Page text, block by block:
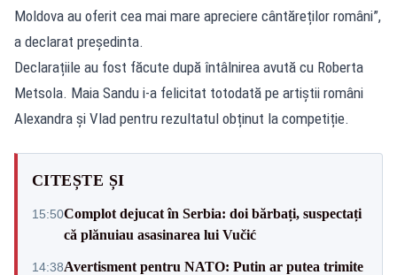
Moldova au oferit cea mai mare apreciere cântăreților români”,
a declarat președinta.
Declarațiile au fost făcute după întâlnirea avută cu Roberta
Metsola. Maia Sandu i-a felicitat totodată pe artiștii români
Alexandra și Vlad pentru rezultatul obținut la competiție.
CITEȘTE ȘI
15:50Complot dejucat în Serbia: doi bărbați, suspectați
că plănuiau asasinarea lui Vučić
14:38Avertisment pentru NATO: Putin ar putea trimite